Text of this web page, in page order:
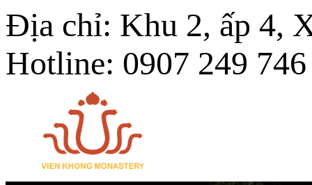
Địa chỉ: Khu 2, ấp 4,
Hotline: 0907 249 746